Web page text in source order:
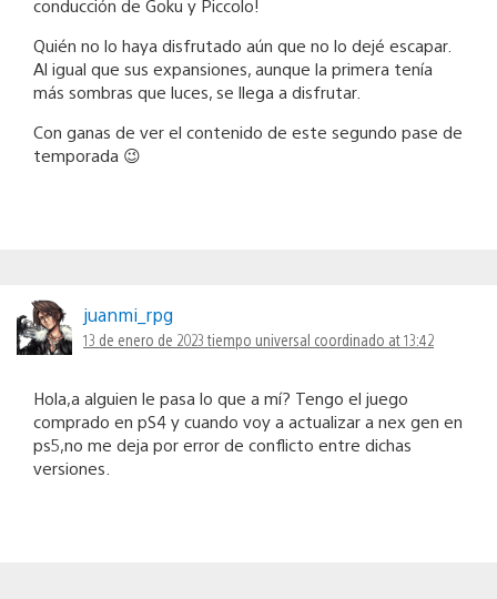
conducción de Goku y Piccolo!
Quién no lo haya disfrutado aún que no lo dejé escapar.
Al igual que sus expansiones, aunque la primera tenía
más sombras que luces, se llega a disfrutar.
Con ganas de ver el contenido de este segundo pase de
temporada 😉
juanmi_rpg
13 de enero de 2023 tiempo universal coordinado at 13:42
Hola,a alguien le pasa lo que a mí? Tengo el juego
comprado en pS4 y cuando voy a actualizar a nex gen en
ps5,no me deja por error de conflicto entre dichas
versiones.